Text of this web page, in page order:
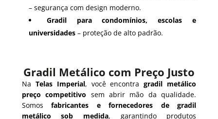
– segurança com design moderno.
Gradil para condomínios, escolas e
universidades– proteção de alto padrão.
Gradil Metálico com Preço Justo
Na Telas Imperial, você encontragradil metálico
preço competitivo sem abrir mão da qualidade.
Somosfabricantes e fornecedores de gradil
metálico sob medida, garantindo produtos